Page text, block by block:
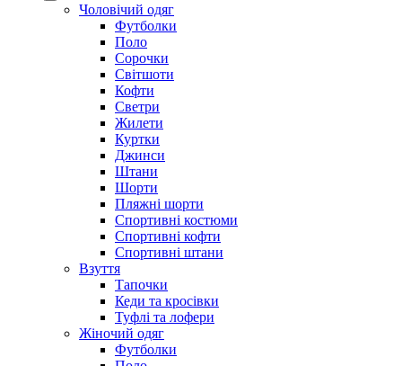
Чоловічий одяг
Футболки
Поло
Сорочки
Світшоти
Кофти
Светри
Жилети
Куртки
Джинси
Штани
Шорти
Пляжні шорти
Спортивні костюми
Спортивні кофти
Спортивні штани
Взуття
Тапочки
Кеди та кросівки
Туфлі та лофери
Жіночий одяг
Футболки